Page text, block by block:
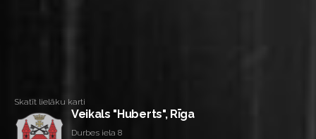
Skatīt lielāku karti
Veikals "Huberts", Rīga
Durbes iela 8